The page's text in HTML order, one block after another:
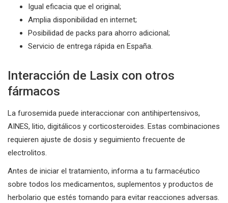
Igual eficacia que el original;
Amplia disponibilidad en internet;
Posibilidad de packs para ahorro adicional;
Servicio de entrega rápida en España.
Interacción de Lasix con otros
fármacos
La furosemida puede interaccionar con antihipertensivos,
AINES, litio, digitálicos y corticosteroides. Estas combinaciones
requieren ajuste de dosis y seguimiento frecuente de
electrolitos.
Antes de iniciar el tratamiento, informa a tu farmacéutico
sobre todos los medicamentos, suplementos y productos de
herbolario que estés tomando para evitar reacciones adversas.